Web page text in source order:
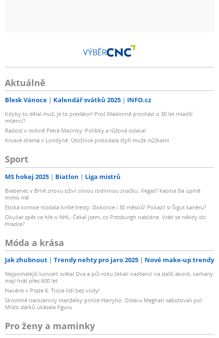
VÝBĚR
Aktuálně
Blesk Vánoce Kalendář svátků 2025 INFO.cz
Kdyby to dělal muž, je to predátor! Proč Madonně prochází o 30 let mladší
milenci?
Radost v rodině Petra Macinky: Polibky a růžová oslava!
Krvavé drama v Londýně: Útočnice pobodala čtyři muže nůžkami
Sport
MS hokej 2025 Biatlon Liga mistrů
Brabenec v Brně znovu oživí silnou rodinnou značku. Vegas? Kasina šla úplně
mimo mě
Etická komise rozdala tvrdé tresty: Dokonce i 30 měsíců! Pokazil si Šigut kariéru?
Okuliar zpět ve hře o NHL: Čekal jsem, co Pittsburgh nabídne. Vrátí se někdy do
Hradce?
Móda a krása
Jak zhubnout Trendy nehty pro jaro 2025 Nové make-up trendy
Nejpomalejší koncert světa! Dva a půl roku čekali nadšenci na další akord, varhany
mají hrát přes 600 let
Havárie v Praze 6: Tisíce lidí bez vody!
Skromné narozeniny manželky prince Harryho: Oslavu Meghan sabotovali psi!
Místo dárků ukázala figuru
Pro ženy a maminky